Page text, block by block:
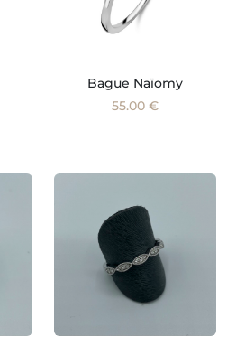
Bague Naïomy
55.00 €